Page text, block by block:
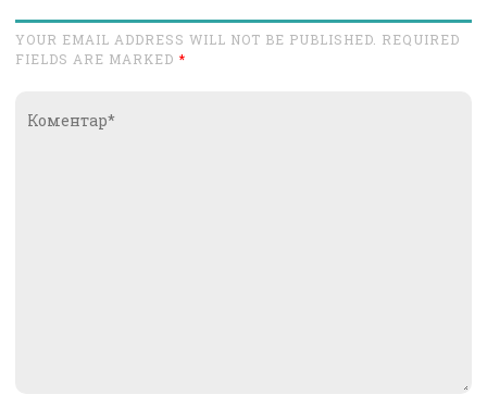
YOUR EMAIL ADDRESS WILL NOT BE PUBLISHED. REQUIRED
FIELDS ARE MARKED *